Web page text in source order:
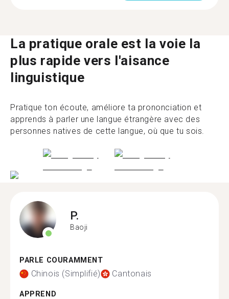
La pratique orale est la voie la
plus rapide vers l'aisance
linguistique
Pratique ton écoute, améliore ta prononciation et
apprends à parler une langue étrangère avec des
personnes natives de cette langue, où que tu sois.
P.
Baoji
PARLE COURAMMENT
Chinois (Simplifié) Cantonais
APPREND